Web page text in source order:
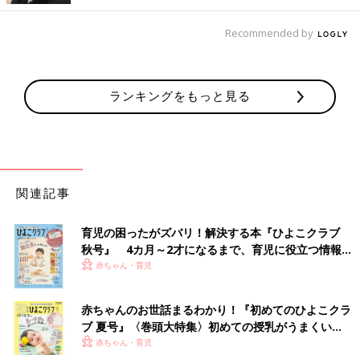
ェ」。どれも可愛くて、まとめ買いしたくなるのも納得のクオリ
ティですよね。存在感があるデザインなので、並べて飾るとお部
1個110円はうれしい！クリスマスまでの期間も楽し
める「アドベントカレンダー」
Recommended by
ランキングをもっと見る
関連記事
育児の困ったがズバリ！解決する本『ひよこクラブ
秋号』 4カ月～2才になるまで、育児に役立つ情報が
いっぱい！
赤ちゃん・育児
赤ちゃんのお世話まるわかり！『初めてのひよこクラ
ブ 夏号』〈巻頭大特集〉初めての授乳がうまくい
く！ おっぱい・ミルクの基本と夏のトラブル 解決テ
赤ちゃん・育児